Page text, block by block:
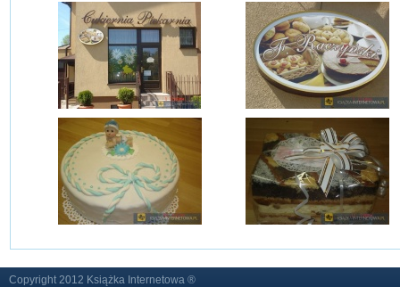
Copyright 2012 Książka Internetowa ®